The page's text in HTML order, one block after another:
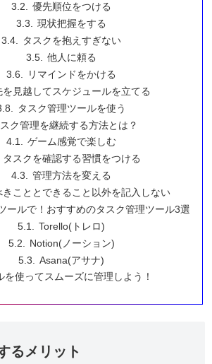
優先順位をつける
現状把握をする
タスクを抱えすぎない
他人に頼る
リマインドをかける
を見越してスケジュールを立てる
タスク管理ツールを使う
ク管理を継続する方法とは？
ゲーム感覚で楽しむ
タスクを確認する習慣をつける
管理方法を変える
きこととできること以外を記入しない
ールで！おすすめのタスク管理ツール3選
Torello(トレロ)
Notion(ノーション)
Asana(アサナ)
を使ってスムーズに管理しよう！
るメリット